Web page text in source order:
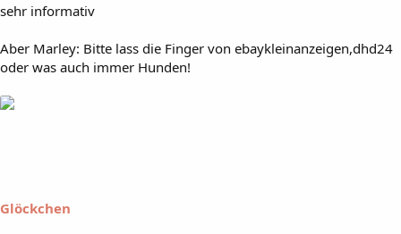
sehr informativ
Aber Marley: Bitte lass die Finger von ebaykleinanzeigen,dhd24
oder was auch immer Hunden!
Glöckchen